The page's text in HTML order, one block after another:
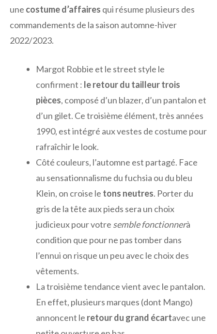
une costume d’affaires qui résume plusieurs des
commandements de la saison automne-hiver
2022/2023.
Margot Robbie et le street style le
confirment : le retour du tailleur trois
pièces, composé d’un blazer, d’un pantalon et
d’un gilet. Ce troisième élément, très années
1990, est intégré aux vestes de costume pour
rafraîchir le look.
Côté couleurs, l’automne est partagé. Face
au sensationnalisme du fuchsia ou du bleu
Klein, on croise le tons neutres. Porter du
gris de la tête aux pieds sera un choix
judicieux pour votre semble fonctionnerà
condition que pour ne pas tomber dans
l’ennui on risque un peu avec le choix des
vêtements.
La troisième tendance vient avec le pantalon.
En effet, plusieurs marques (dont Mango)
annoncent le retour du grand écartavec une